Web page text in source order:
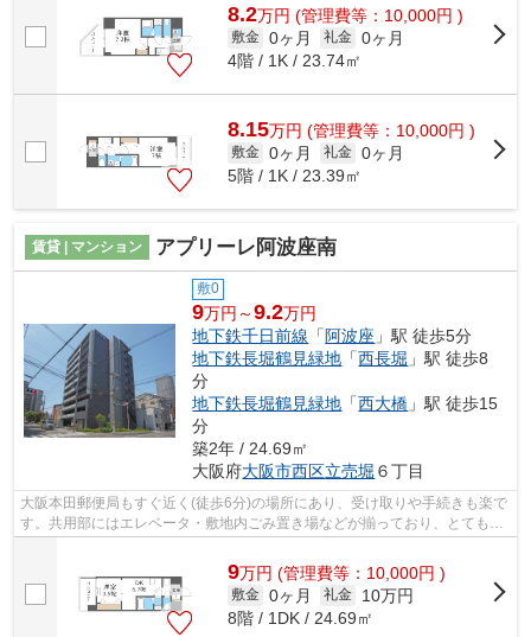
8.2万円 (管理費等：10,000円 )
敷金 0ヶ月 礼金 0ヶ月
4階 / 1K / 23.74㎡
8.15万円 (管理費等：10,000円 )
敷金 0ヶ月 礼金 0ヶ月
5階 / 1K / 23.39㎡
賃貸 | マンション アプリーレ阿波座南
敷0
9万円～9.2万円
地下鉄千日前線 「 阿波座 」駅 徒歩5分
地下鉄長堀鶴見緑地 「西長堀 」駅 徒歩8
分
地下鉄長堀鶴見緑地 「西大橋 」駅 徒歩15
分
築2年 / 24.69㎡
大阪府大阪市西区立売堀 ６丁目
大阪本田郵便局もすぐ近く(徒歩6分)の場所にあり、受け取りや手続きも楽で
す。共用部にはエレベータ・敷地内ごみ置き場などが揃っており、とても充
9万円 (管理費等：10,000円 )
敷金 0ヶ月 礼金
10万円
8階 / 1DK / 24.69㎡